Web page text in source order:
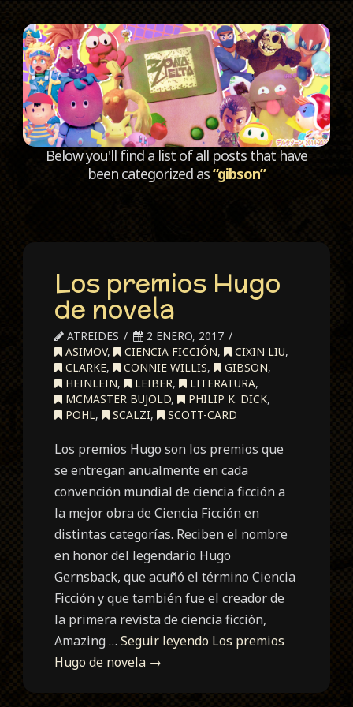
Below you'll find a list of all posts that have
been categorized as“gibson”
Los premios Hugo
de novela
ATREIDES
2 ENERO, 2017
ASIMOV, CIENCIA FICCIÓN, CIXIN LIU,
CLARKE, CONNIE WILLIS, GIBSON,
HEINLEIN, LEIBER, LITERATURA,
MCMASTER BUJOLD, PHILIP K. DICK,
POHL, SCALZI, SCOTT-CARD
Los premios Hugo son los premios que
se entregan anualmente en cada
convención mundial de ciencia ficción a
la mejor obra de Ciencia Ficción en
distintas categorías. Reciben el nombre
en honor del legendario Hugo
Gernsback, que acuñó el término Ciencia
Ficción y que también fue el creador de
la primera revista de ciencia ficción,
Amazing …Seguir leyendo Los premios
Hugo de novela →